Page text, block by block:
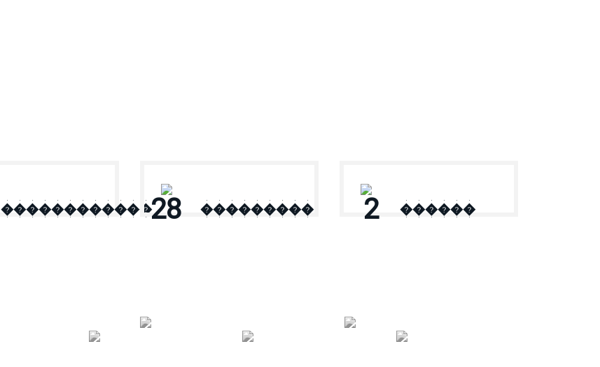
������������28 ��������� 2 ������